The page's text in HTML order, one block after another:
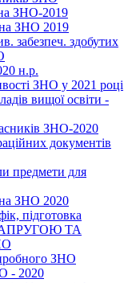
на ЗНО-2019
ЗНО 2019
забезпеч. здобутих
н.р.
ЗНО у 2021 році
вищої освіти -
ЗНО-2020
документів
предмети для
ЗНО 2020
підготовка
ТА
ЗНО
- 2020